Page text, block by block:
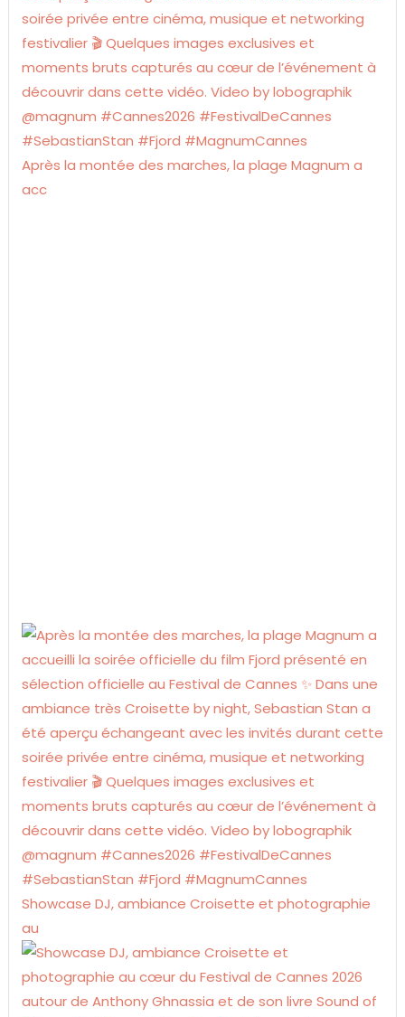
Après la montée des marches, la plage Magnum a
acc
Showcase DJ, ambiance Croisette et photographie
au